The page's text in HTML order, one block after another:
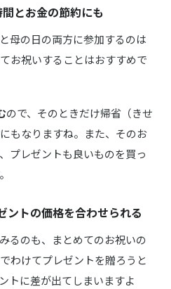
とお金の節約にも
母の日の両方に参加するのは
お祝いすることはおすすめで
ので、そのときだけ帰省（きせ
もなりますね。また、そのお
プレゼントも良いものを買っ
ントの価格を合わせられる
るのも、まとめてのお祝いの
わけてプレゼントを贈ろうと
トに差が出てしまいますよ